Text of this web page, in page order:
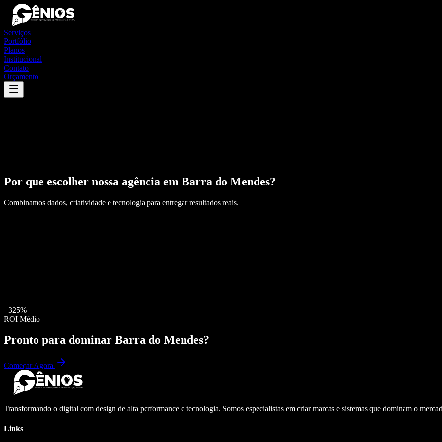
Serviços
Portfólio
Planos
Institucional
Contato
Orçamento
Por que escolher nossa agência em Barra do Mendes?
Combinamos dados, criatividade e tecnologia para entregar resultados reais.
+325%
ROI Médio
Pronto para dominar Barra do Mendes?
Começar Agora
Transformando o digital com design de alta performance e tecnologia. Somos especialistas em criar marcas e sistemas que dominam o
Links